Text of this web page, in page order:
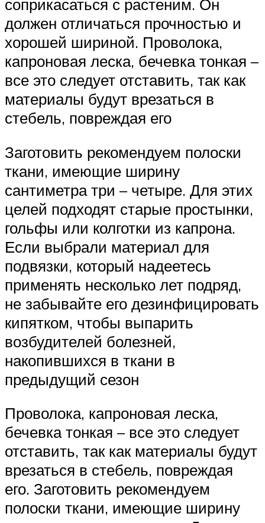
соприкасаться с растеним. Он
должен отличаться прочностью и
хорошей шириной. Проволока,
капроновая леска, бечевка тонкая –
все это следует отставить, так как
материалы будут врезаться в
стебель, повреждая его
Заготовить рекомендуем полоски
ткани, имеющие ширину
сантиметра три – четыре. Для этих
целей подходят старые простынки,
гольфы или колготки из капрона.
Если выбрали материал для
подвязки, который надеетесь
применять несколько лет подряд,
не забывайте его дезинфицировать
кипятком, чтобы выпарить
возбудителей болезней,
накопившихся в ткани в
предыдущий сезон
Проволока, капроновая леска,
бечевка тонкая – все это следует
отставить, так как материалы будут
врезаться в стебель, повреждая
его. Заготовить рекомендуем
полоски ткани, имеющие ширину